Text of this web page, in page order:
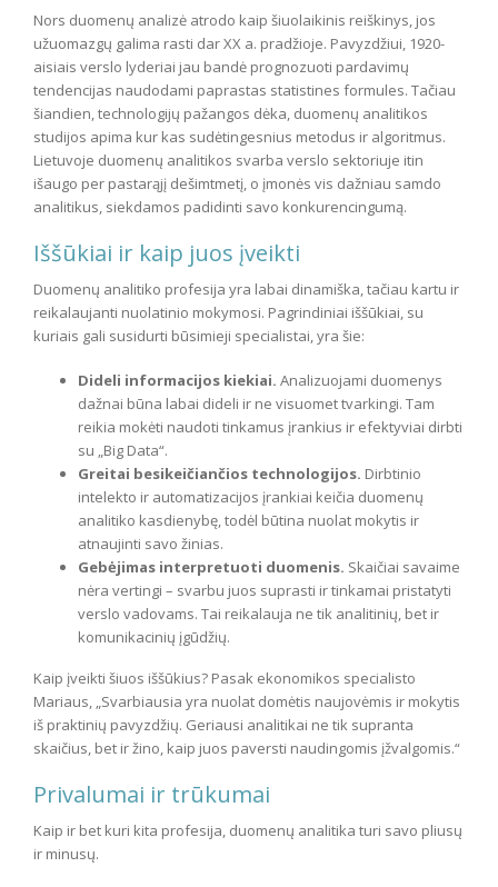
Nors duomenų analizė atrodo kaip šiuolaikinis reiškinys, jos
užuomazgų galima rasti dar XX a. pradžioje. Pavyzdžiui, 1920-
aisiais verslo lyderiai jau bandė prognozuoti pardavimų
tendencijas naudodami paprastas statistines formules. Tačiau
šiandien, technologijų pažangos dėka, duomenų analitikos
studijos apima kur kas sudėtingesnius metodus ir algoritmus.
Lietuvoje duomenų analitikos svarba verslo sektoriuje itin
išaugo per pastarąjį dešimtmetį, o įmonės vis dažniau samdo
analitikus, siekdamos padidinti savo konkurencingumą.
Iššūkiai ir kaip juos įveikti
Duomenų analitiko profesija yra labai dinamiška, tačiau kartu ir
reikalaujanti nuolatinio mokymosi. Pagrindiniai iššūkiai, su
kuriais gali susidurti būsimieji specialistai, yra šie:
Dideli informacijos kiekiai. Analizuojami duomenys
dažnai būna labai dideli ir ne visuomet tvarkingi. Tam
reikia mokėti naudoti tinkamus įrankius ir efektyviai dirbti
su „Big Data“.
Greitai besikeičiančios technologijos. Dirbtinio
intelekto ir automatizacijos įrankiai keičia duomenų
analitiko kasdienybę, todėl būtina nuolat mokytis ir
atnaujinti savo žinias.
Gebėjimas interpretuoti duomenis. Skaičiai savaime
nėra vertingi – svarbu juos suprasti ir tinkamai pristatyti
verslo vadovams. Tai reikalauja ne tik analitinių, bet ir
komunikacinių įgūdžių.
Kaip įveikti šiuos iššūkius? Pasak ekonomikos specialisto
Mariaus, „Svarbiausia yra nuolat domėtis naujovėmis ir mokytis
iš praktinių pavyzdžių. Geriausi analitikai ne tik supranta
skaičius, bet ir žino, kaip juos paversti naudingomis įžvalgomis.“
Privalumai ir trūkumai
Kaip ir bet kuri kita profesija, duomenų analitika turi savo pliusų
ir minusų.